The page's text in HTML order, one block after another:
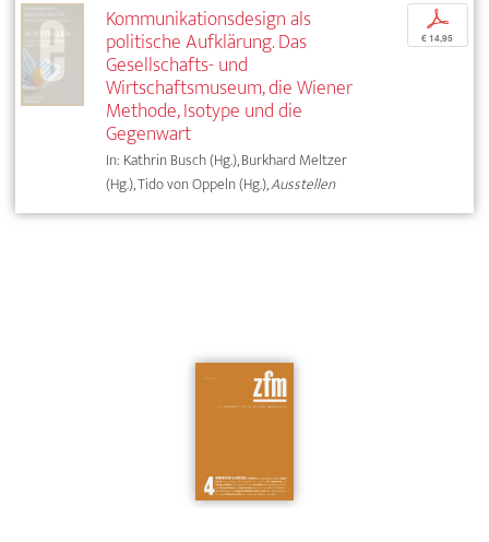
Kommunikationsdesign als
politische Aufklärung. Das
Gesellschafts- und
Wirtschaftsmuseum, die Wiener
Methode, Isotype und die
Gegenwart
In: Kathrin Busch (Hg.), Burkhard Meltzer
(Hg.), Tido von Oppeln (Hg.),Ausstellen
p
€ 14,95